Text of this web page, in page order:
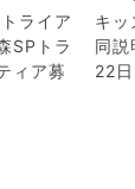
ライア
SPトラ
ィア募
キッ
同説
22